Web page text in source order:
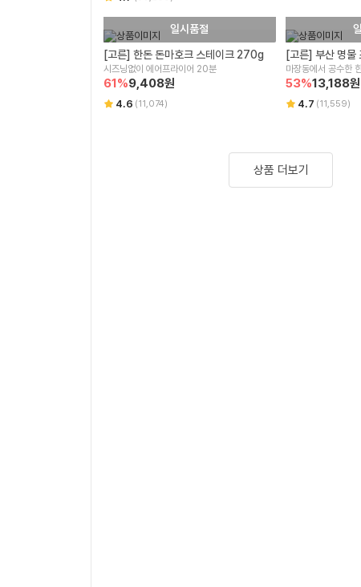
일시품절
[고른] 한돈 돈마호크 스테이크 270g
시즈닝없이 에어프라이어 20분
61%9,408원
4.6 (11,074)
[고른] 부산 명물
마장동에서 공수한
53%13,188원
4.7 (11,559)
상품 더보기